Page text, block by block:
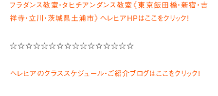
フラダンス教室・タヒチアンダンス教室《東京飯田橋・新宿・吉
祥寺・立川・茨城県土浦市》ヘレヒアHPはここをクリック!
☆☆☆☆☆☆☆☆☆☆☆☆☆☆☆☆
ヘレヒアのクラススケジュール・ご紹介ブログはここをクリック!